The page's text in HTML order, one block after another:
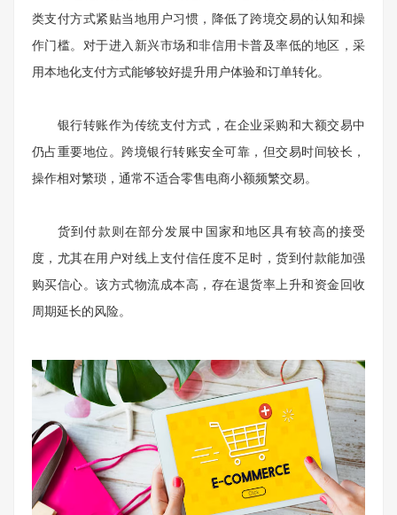
类支付方式紧贴当地用户习惯，降低了跨境交易的认知和操
作门槛。对于进入新兴市场和非信用卡普及率低的地区，采
用本地化支付方式能够较好提升用户体验和订单转化。
银行转账作为传统支付方式，在企业采购和大额交易中
仍占重要地位。跨境银行转账安全可靠，但交易时间较长，
操作相对繁琐，通常不适合零售电商小额频繁交易。
货到付款则在部分发展中国家和地区具有较高的接受
度，尤其在用户对线上支付信任度不足时，货到付款能加强
购买信心。该方式物流成本高，存在退货率上升和资金回收
周期延长的风险。